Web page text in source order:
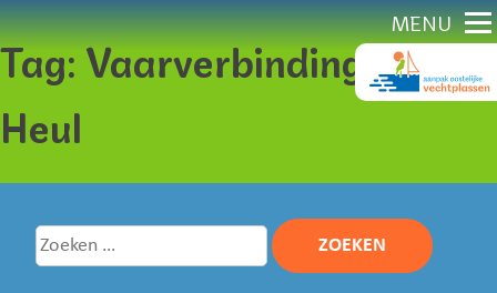
naar
content
MENU
Tag: Vaarverbinding De
Heul
Zoeken
naar: